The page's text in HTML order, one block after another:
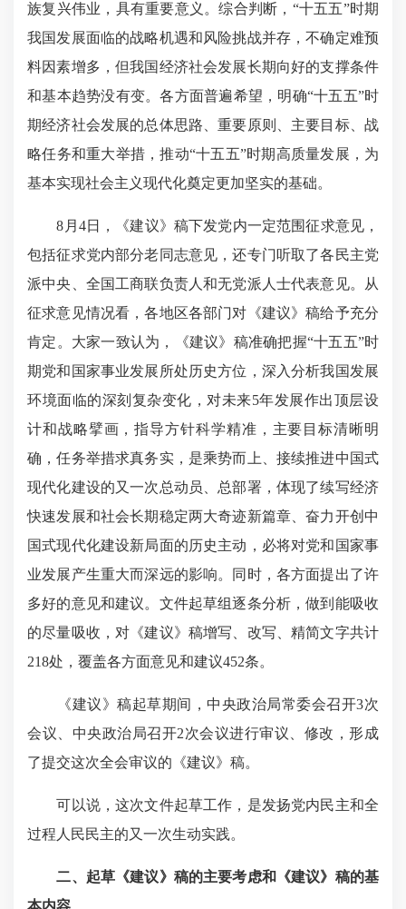
族复兴伟业，具有重要意义。综合判断，“十五五”时期
我国发展面临的战略机遇和风险挑战并存，不确定难预
料因素增多，但我国经济社会发展长期向好的支撑条件
和基本趋势没有变。各方面普遍希望，明确“十五五”时
期经济社会发展的总体思路、重要原则、主要目标、战
略任务和重大举措，推动“十五五”时期高质量发展，为
基本实现社会主义现代化奠定更加坚实的基础。
8月4日，《建议》稿下发党内一定范围征求意见，
包括征求党内部分老同志意见，还专门听取了各民主党
派中央、全国工商联负责人和无党派人士代表意见。从
征求意见情况看，各地区各部门对《建议》稿给予充分
肯定。大家一致认为，《建议》稿准确把握“十五五”时
期党和国家事业发展所处历史方位，深入分析我国发展
环境面临的深刻复杂变化，对未来5年发展作出顶层设
计和战略擘画，指导方针科学精准，主要目标清晰明
确，任务举措求真务实，是乘势而上、接续推进中国式
现代化建设的又一次总动员、总部署，体现了续写经济
快速发展和社会长期稳定两大奇迹新篇章、奋力开创中
国式现代化建设新局面的历史主动，必将对党和国家事
业发展产生重大而深远的影响。同时，各方面提出了许
多好的意见和建议。文件起草组逐条分析，做到能吸收
的尽量吸收，对《建议》稿增写、改写、精简文字共计
218处，覆盖各方面意见和建议452条。
《建议》稿起草期间，中央政治局常委会召开3次
会议、中央政治局召开2次会议进行审议、修改，形成
了提交这次全会审议的《建议》稿。
可以说，这次文件起草工作，是发扬党内民主和全
过程人民民主的又一次生动实践。
二、起草《建议》稿的主要考虑和《建议》稿的基
本内容